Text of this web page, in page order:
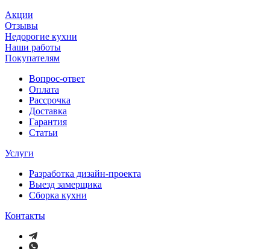
Акции
Отзывы
Недорогие кухни
Наши работы
Покупателям
Вопрос-ответ
Оплата
Рассрочка
Доставка
Гарантия
Статьи
Услуги
Разработка дизайн-проекта
Выезд замерщика
Сборка кухни
Контакты